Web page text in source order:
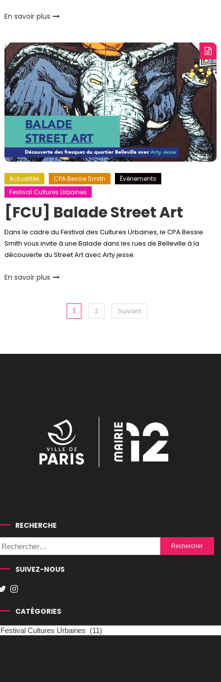
En savoir plus
Actualités CPA Bessie Smith
Événements
Festival Cultures Urbaines
[FCU] Balade Street Art
Dans le cadre du Festival des Cultures Urbaines, le CPA Bessie
Smith vous invite à une Balade dans les rues de Belleville à la
découverte du Street Art avec Arty jesse.
En savoir plus
1 2 Suivant
RECHERCHE
Rechercher :
SUIVEZ-NOUS
CATÉGORIES